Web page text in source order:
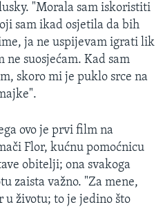
"Morala sam iskoristiti
sam ikad osjetila da bih
ja ne uspijevam igrati lik
suosjećam. Kad sam
skoro mi je puklo srce na
ovo je prvi film na
Flor, kućnu pomoćnicu
obitelji; ona svakoga
zaista važno. "Za mene,
životu; to je jedino što